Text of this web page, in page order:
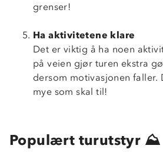
grenser!
Ha aktivitetene klare
Det er viktig å ha noen
på veien gjør turen ekstra
dersom motivasjonen faller.
mye som skal til!
Populært turutstyr ⛰